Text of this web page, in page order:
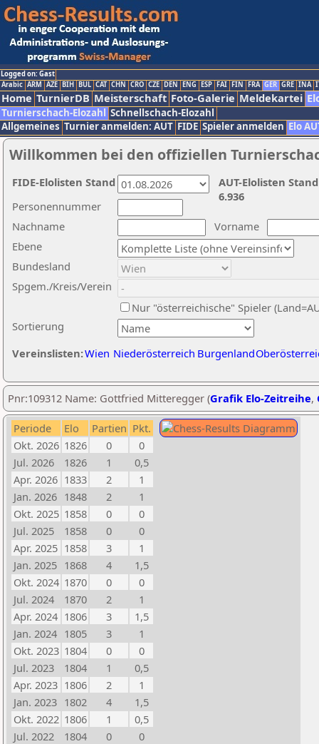
Logged on: Gast
Arabic ARM AZE BIH BUL CAT CHN CRO CZE DEN ENG ESP FAI FIN FRA GER GRE INA
Home TurnierDB Meisterschaft Foto-Galerie Meldekartei
Turnierschach-Elozahl Schnellschach-Elozahl
Allgemeines Turnier anmelden: AUT FIDE Spieler anmelden Elo
Willkommen bei den offiziellen
Nachname
Vorname
Ebene
Sortierung
Personennummer
Bundesland
Spgem./Kreis/Verein
Nur "österreichische" Spieler
Vereinslisten:Wien Niederösterreich Burgenland
AUT-Elolisten
6.936
FIDE-Elolisten Stand
Pnr:109312 Name: Gottfried Mitteregger (Grafik Elo-Zeitreihe,
Periode Elo Partien Pkt.
Okt. 2026 1826 0
0
Jul. 2026
1826 1
0,5
Apr. 2026 1833 2
1
Jan. 2026 1848 2
1
Okt. 2025 1858 0
0
Jul. 2025
1858 0
0
Apr. 2025 1858 3
1
Jan. 2025 1868 4
1,5
Okt. 2024 1870 0
0
Jul. 2024
1870 2
1
Apr. 2024 1806 3
1,5
Jan. 2024 1805 3
1
Okt. 2023 1804 0
0
Jul. 2023
1804 1
0,5
Apr. 2023 1806 2
1
Jan. 2023 1802 4
1,5
Okt. 2022 1806 1
0,5
Jul. 2022
1804 0
0